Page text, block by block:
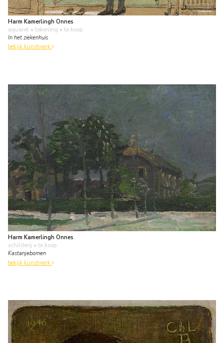
Harm Kamerlingh Onnes
aquarel • tekening • te koop
In het ziekenhuis
bekijk kunstwerk
Harm Kamerlingh Onnes
schilderij • te koop
Kastanjebomen
bekijk kunstwerk